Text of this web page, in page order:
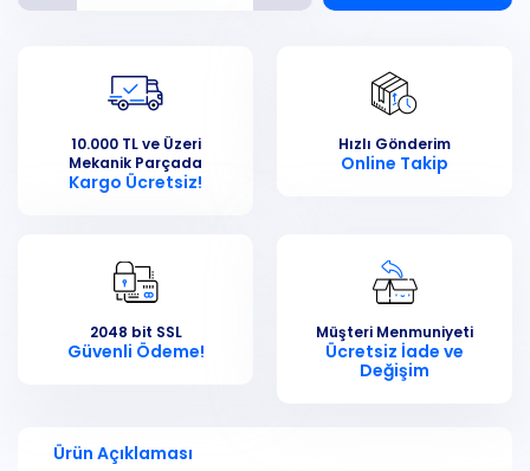
10.000 TL ve Üzeri
Mekanik Parçada
Kargo Ücretsiz!
Hızlı Gönderim
Online Takip
2048 bit SSL
Güvenli Ödeme!
Müşteri Menmuniyeti
Ücretsiz İade ve
Değişim
Ürün Açıklaması